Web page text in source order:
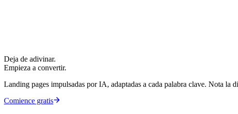
Deja de adivinar.
Empieza a convertir.
Landing pages impulsadas por IA, adaptadas a cada palabra clave. Nota la
Comience gratis